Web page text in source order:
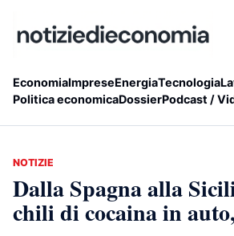
EconomiaImpreseEnergiaTecnologia
Politica economicaDossierPodcast /
NOTIZIE
Dalla Spagna alla
chili di cocaina in